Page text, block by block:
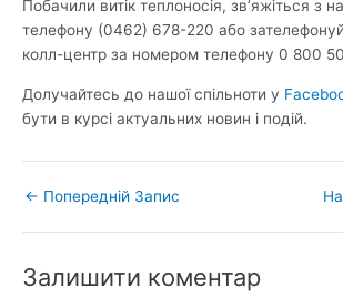
Побачили витік теплоносія, зв’яжіться з
телефону (0462) 678-220 або
колл-центр за номером телефону 0 800
Долучайтесь до нашої спільноти у
бути в курсі актуальних новин і подій.
← Попередній Запис
Залишити коментар